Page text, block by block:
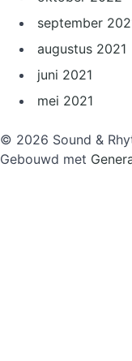
september
augustus 2021
juni 2021
mei 2021
© 2026 Sound &
Gebouwd met